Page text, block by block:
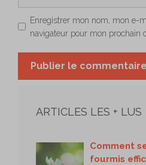
Enregistrer mon nom, mon e-
navigateur pour mon prochain
ARTICLES LES + LUS
Comment
fourmis